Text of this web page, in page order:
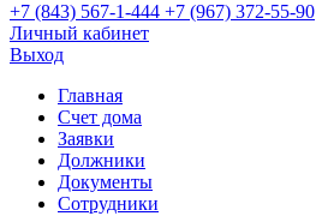
+7 (843) 567-1-444 +7 (967) 372-55-90
Личный кабинет
Выход
Главная
Счет дома
Заявки
Должники
Документы
Сотрудники